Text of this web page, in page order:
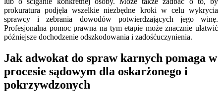
prokuratura podjęła wszelkie niezbędne kroki w celu wykrycia
sprawcy i zebrania dowodów potwierdzających jego winę.
Profesjonalna pomoc prawna na tym etapie może znacznie ułatwić
późniejsze dochodzenie odszkodowania i zadośćuczynienia.
Jak adwokat do spraw karnych pomaga w
procesie sądowym dla oskarżonego i
pokrzywdzonych